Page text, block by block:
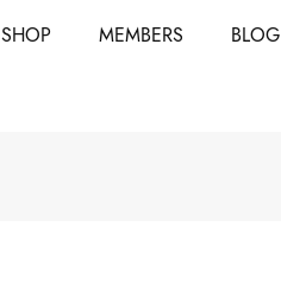
SHOP MEMBERS BLOG